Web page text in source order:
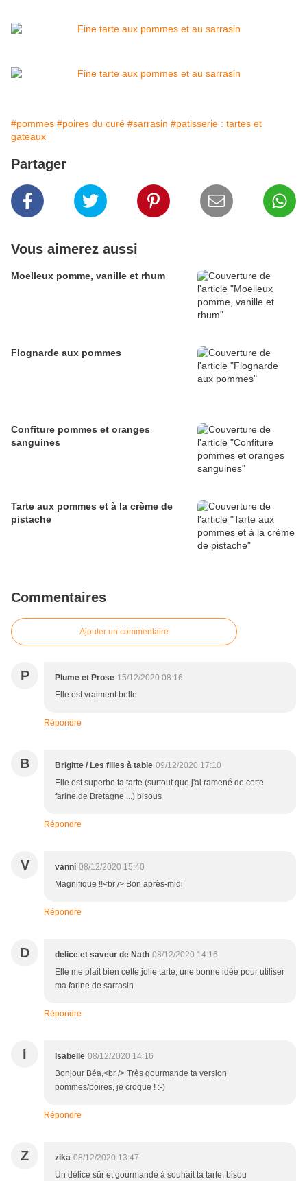
#pommes #poires du curé #sarrasin #patisserie : tartes et
gateaux
Partager
Vous aimerez aussi
Moelleux pomme, vanille et rhum
Flognarde aux pommes
Confiture pommes et oranges
sanguines
Tarte aux pommes et à la crème de
pistache
Commentaires
Ajouter un commentaire
P Plume et Prose 15/12/2020 08:16
Elle est vraiment belle
Répondre
B Brigitte / Les filles à table 09/12/2020 17:10
Elle est superbe ta tarte (surtout que j'ai ramené de cette
farine de Bretagne ...) bisous
Répondre
V vanni 08/12/2020 15:40
Magnifique !!<br /> Bon après-midi
Répondre
D delice et saveur de Nath 08/12/2020 14:16
Elle me plait bien cette jolie tarte, une bonne idée pour utiliser
ma farine de sarrasin
Répondre
I Isabelle 08/12/2020 14:16
Bonjour Béa,<br /> Très gourmande ta version
pommes/poires, je croque ! :-)
Répondre
Z zika 08/12/2020 13:47
Un délice sûr et gourmande à souhait ta tarte, bisou